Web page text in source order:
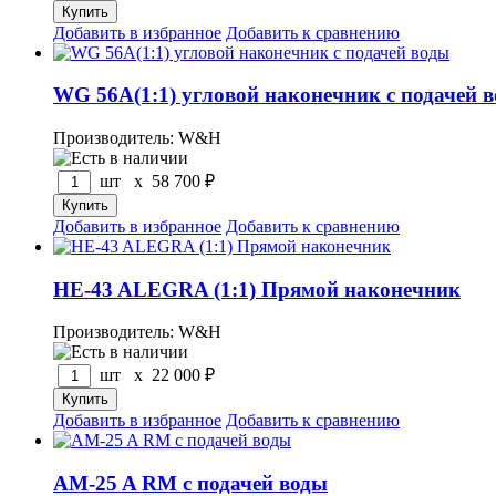
Добавить в избранное Добавить к сравнению
WG 56A(1:1) угловой наконечник с подачей
Производитель: W&H
шт x 58 700 ₽
Добавить в избранное Добавить к сравнению
HE-43 ALEGRA (1:1) Прямой наконечник
Производитель: W&H
шт x 22 000 ₽
Добавить в избранное Добавить к сравнению
АM-25 A RM с подачей воды